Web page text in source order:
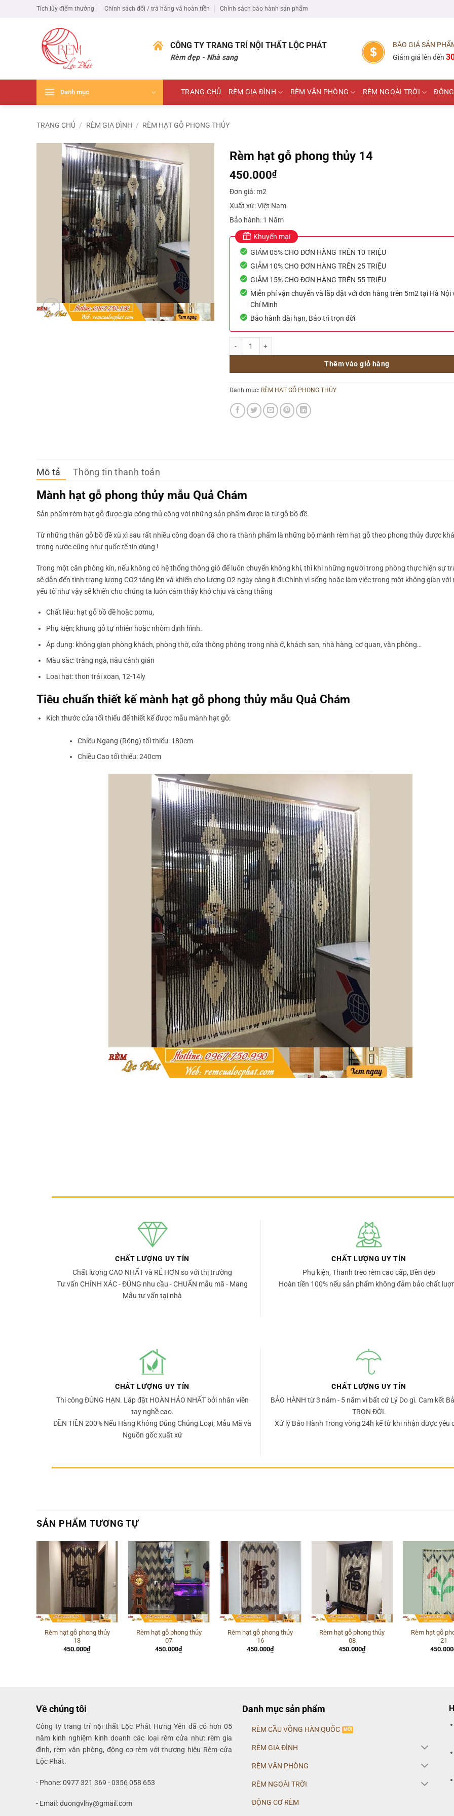
Tích lũy điểm thưởng Chính sách đổi / trả hàng và hoàn tiền Chính sách bảo hành sản phẩm
CÔNG TY TRANG TRÍ NỘI THẤT LỘC PHÁT
Rèm đẹp - Nhà sang
BÁO GIÁ SẢN
Giảm giá lên đến
Danh mục TRANG CHỦ RÈM GIA ĐÌNH RÈM VĂN PHÒNG RÈM NGOÀI TRỜI
TRANG CHỦ / RÈM GIA ĐÌNH / RÈM HẠT GỖ PHONG THỦY
Rèm hạt gỗ phong thủy 14
450.000₫
Đơn giá: m2
Xuất xứ: Việt Nam
Bảo hành: 1 Năm
Khuyến mại
GIẢM 05% CHO ĐƠN HÀNG TRÊN 10 TRIỆU
GIẢM 10% CHO ĐƠN HÀNG TRÊN 25 TRIỆU
GIẢM 15% CHO ĐƠN HÀNG TRÊN 55 TRIỆU
Miễn phí vận chuyển và lắp đặt với đơn hàng trên 5m2 tại Hà Nội
Chí Minh
Bảo hành dài hạn, Bảo trì trọn đời
Thêm vào giỏ hàng
Danh mục: RÈM HẠT GỖ PHONG THỦY
Mô tả Thông tin thanh toán
Mành hạt gỗ phong thủy mẫu Quả Chám
Sản phẩm rèm hạt gỗ được gia công thủ công với những sản phẩm được là từ gỗ bồ đề.
Từ những thân gỗ bồ đề xù xì sau rất nhiều công đoạn đã cho ra thành phẩm là những bộ mành rèm hạt gỗ theo phong thủy được
trong nước cũng như quốc tế tin dùng !
Trong một căn phòng kín, nếu không có hệ thống thông gió để luôn chuyển không khí, thì khi những người trong phòng thực hiện sự
sẽ dẫn đến tình trạng lượng CO2 tăng lên và khiến cho lượng O2 ngày càng ít đi.Chính vì sống hoặc làm việc trong một không gian với
yếu tố như vậy sẽ khiến cho chúng ta luôn cảm thấy khó chịu và căng thẳng
Chất liêu: hạt gỗ bồ đề hoặc pơmu,
Phụ kiện; khung gỗ tự nhiên hoặc nhôm định hình.
Áp dụng: không gian phòng khách, phòng thờ, cửa thông phòng trong nhà ở, khách san, nhà hàng, cơ quan, văn phòng…
Màu sắc: trắng ngà, nâu cánh gián
Loại hạt: thon trái xoan, 12-14ly
Tiêu chuẩn thiết kế mành hạt gỗ phong thủy mẫu Quả Chám
Kích thước cửa tối thiểu để thiết kế được mẫu mành hạt gỗ:
Chiều Ngang (Rộng) tối thiểu: 180cm
Chiều Cao tối thiểu: 240cm
CHẤT LƯỢNG UY TÍN
Chất lượng CAO NHẤT và RẺ HƠN so với thị trường
Tư vấn CHÍNH XÁC - ĐÚNG nhu cầu - CHUẨN mẫu mã - Mang
Mẫu tư vấn tại nhà
CHẤT LƯỢNG UY TÍN
Phụ kiện, Thanh treo rèm cao cấp, Bền đẹp
Hoàn tiền 100% nếu sản phẩm không đảm bảo chất
CHẤT LƯỢNG UY TÍN
Thi công ĐÚNG HẠN. Lắp đặt HOÀN HẢO NHẤT bởi nhân viên
tay nghề cao.
ĐỀN TIỀN 200% Nếu Hàng Không Đúng Chủng Loại, Mẫu Mã và
Nguồn gốc xuất xứ
CHẤT LƯỢNG UY TÍN
BẢO HÀNH từ 3 năm - 5 năm vì bất cứ Lý Do gì. Cam kết
TRỌN ĐỜI.
Xử lý Bảo Hành Trong vòng 24h kể từ khi nhận được yêu
SẢN PHẨM TƯƠNG TỰ
Rèm hạt gỗ phong thủy
13
450.000₫
Rèm hạt gỗ phong thủy
07
450.000₫
Rèm hạt gỗ phong thủy
16
450.000₫
Rèm hạt gỗ phong thủy
08
450.000₫
Rèm hạt gỗ
21
450.000
Về chúng tôi
Công ty trang trí nội thất Lộc Phát Hưng Yên đã có hơn 05
năm kinh nghiệm kinh doanh các loại rèm cửa như: rèm gia
đình, rèm văn phòng, động cơ rèm với thương hiệu Rèm cửa
Lộc Phát.
- Phone: 0977 321 369 - 0356 058 653
- Email: duongvlhy@gmail.com
Danh mục sản phẩm
RÈM CẦU VỒNG HÀN QUỐC
RÈM GIA ĐÌNH
RÈM VĂN PHÒNG
RÈM NGOÀI TRỜI
ĐỘNG CƠ RÈM